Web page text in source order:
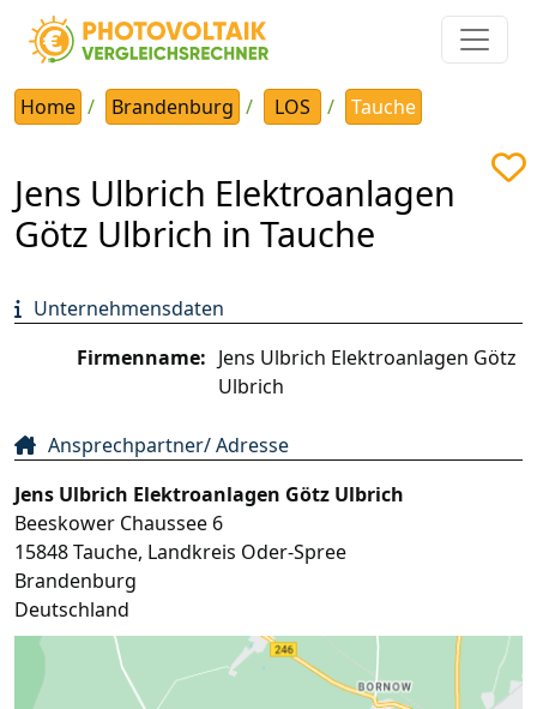
Home Brandenburg LOS Tauche
Jens Ulbrich Elektroanlagen
Götz Ulbrich in Tauche
Unternehmensdaten
Firmenname: Jens Ulbrich Elektroanlagen Götz
Ulbrich
Ansprechpartner/ Adresse
Jens Ulbrich Elektroanlagen Götz Ulbrich
Beeskower Chaussee 6
15848Tauche, Landkreis Oder-Spree
Brandenburg
Deutschland